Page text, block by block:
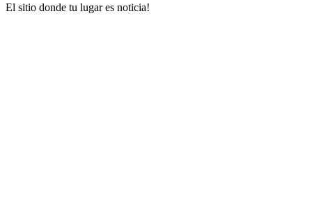
El sitio donde tu lugar es noticia!